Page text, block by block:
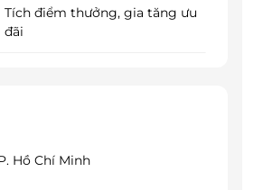
Tích điểm thưởng, gia tăng ưu
đãi
Hồ Chí Minh